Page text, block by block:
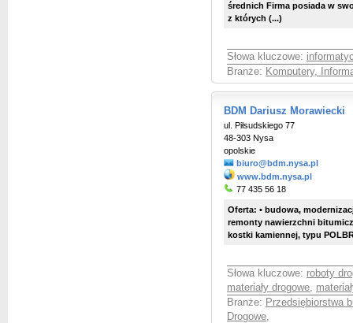
średnich Firma posiada w
z których (...)
Słowa kluczowe:
Branże: Komputery,
BDM Dariusz Morawiecki
ul. Piłsudskiego 77
48-303 Nysa
opolskie
biuro@bdm.nysa.pl
www.bdm.nysa.pl
77 435 56 18
Oferta: • budowa,
remonty nawierzchni
kostki kamiennej, typu
Słowa kluczowe: roboty
materiały drogowe,
Branże: Przedsiębiorstwa
Drogowe,